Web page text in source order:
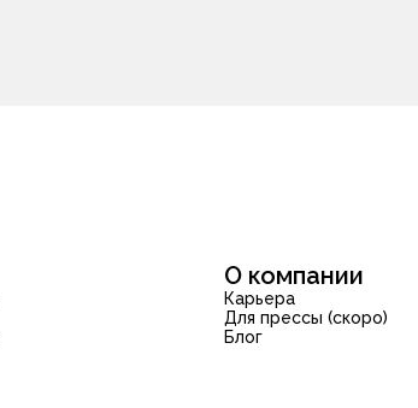
О компании
Карьера
Для прессы (скоро)
Блог